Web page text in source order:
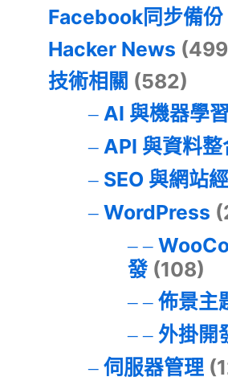
Facebook同步備份
Hacker News
技術相關 (582)
AI 與機器學習
API 與資料整
SEO 與網站
WordPress
發(108)
佈景主
外掛開
伺服器管理